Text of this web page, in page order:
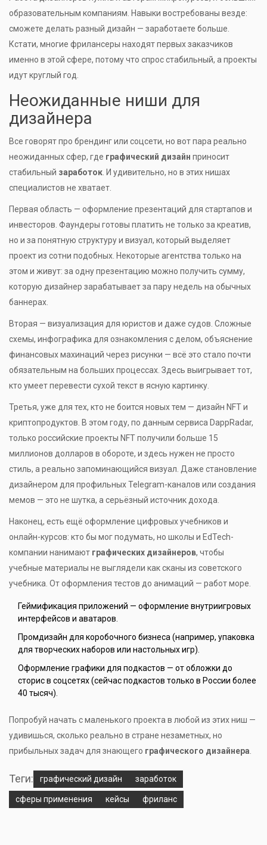
образовательным компаниям. Навыки востребованы везде:
сможете делать разный дизайн — заработаете больше.
Кстати, многие фрилансеры находят первых заказчиков
именно в этой сфере, потому что спрос стабильный, а проекты
идут круглый год.
Неожиданные ниши для
дизайнера
Все говорят про брендинг или соцсети, но вот пара реально
неожиданных сфер, где графический дизайн приносит
стабильный заработок. И удивительно, но в этих нишах
специалистов не хватает.
Первая область — оформление презентаций для стартапов и
инвесторов. Фаундеры готовы платить не только за креатив,
но и за понятную структуру и визуал, который выделяет
проект из сотни подобных. Некоторые агентства только на
этом и живут: за одну презентацию можно получить сумму,
которую дизайнер зарабатывает за пару недель на обычных
баннерах.
Вторая — визуализация для юристов и даже судов. Сложные
схемы, инфографика для ознакомления с делом, объяснение
финансовых махинаций через рисунки — всё это стало почти
обязательным на больших процессах. Здесь выигрывает тот,
кто умеет перевести сухой текст в ясную картинку.
Третья, уже для тех, кто не боится новых тем — дизайн NFT и
криптопродуктов. В этом году, по данным сервиса DappRadar,
только российские проекты NFT получили больше 15
миллионов долларов в обороте, и здесь нужен не просто
стиль, а реально запоминающийся визуал. Даже становление
дизайнером для профильных Telegram-каналов или создания
мемов — это не шутка, а серьёзный источник дохода.
Наконец, есть ещё оформление цифровых учебников и
онлайн-курсов: кто бы мог подумать, но школы и EdTech-
компании нанимают графических дизайнеров, чтобы
учебные материалы не выглядели как сканы из советского
учебника. От оформления тестов до анимаций — работ море.
Геймификация приложений — оформление внутриигровых
интерфейсов и аватаров.
Промдизайн для коробочного бизнеса (например, упаковка
для творческих наборов или настольных игр).
Оформление графики для подкастов — от обложки до
сторис в соцсетях (сейчас подкастов только в России более
40 тысяч).
Попробуй начать с маленького проекта в любой из этих ниш —
удивишься, сколько реально в стране незаметных, но
прибыльных задач для знающего графического дизайнера.
Теги: графический дизайн заработок
сферы применения кейсы фриланс